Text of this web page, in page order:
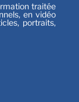
traitée
en vidéo
portraits,